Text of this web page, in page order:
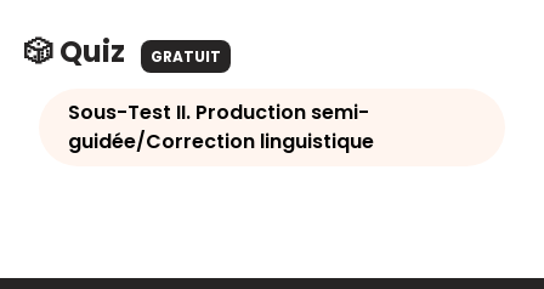
🎲 Quiz GRATUIT
Sous-Test II. Production semi-
guidée/Correction linguistique